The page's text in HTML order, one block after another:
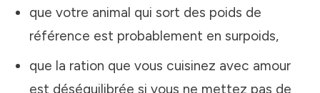
que votre animal qui sort des poids de
référence est probablement en surpoids,
que la ration que vous cuisinez avec amour
est déséquilibrée si vous ne mettez pas de